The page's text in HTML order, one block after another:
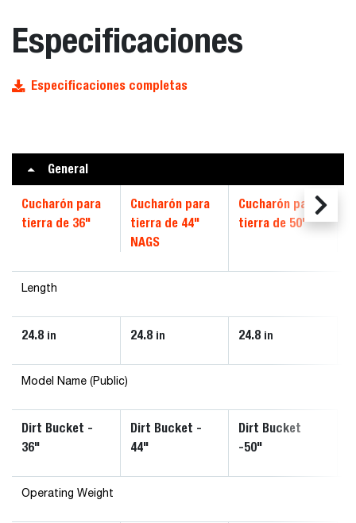
Especificaciones
Especificaciones completas
General
Cucharón para
tierra de 36"
Cucharón para
tierra de 44"
NAGS
Cucharón para
tierra de 50"
Length
24.8 in 24.8 in 24.8 in
Model Name (Public)
Dirt Bucket -
36"
Dirt Bucket -
44"
Dirt Bucket
-50"
Operating Weight